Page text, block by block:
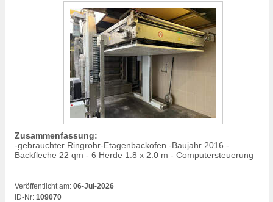
Zusammenfassung:
-gebrauchter Ringrohr-Etagenbackofen -Baujahr 2016 -
Backfleche 22 qm - 6 Herde 1.8 x 2.0 m - Computersteuerung
Veröffentlicht am: 06-Jul-2026
ID-Nr: 109070